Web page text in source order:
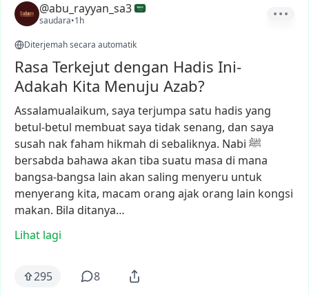
@abu_rayyan_sa3
saudara•1h
Diterjemah secara automatik
Rasa Terkejut dengan Hadis Ini-
Adakah Kita Menuju Azab?
Assalamualaikum, saya terjumpa satu hadis yang
betul-betul membuatsaya tidaksenang, dan saya
susah nakfaham hikmah di sebaliknya. Nabi ﷺ
bersabda bahawa akan tiba suatu masa di mana
bangsa-bangsa lain akan saling menyeru untuk
menyerang kita, macam orang ajak orang lain kongsi
makan. Bila ditanya…
Lihat lagi
295 8